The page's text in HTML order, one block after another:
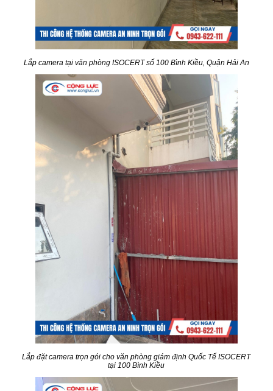
Lắp camera tại văn phòng ISOCERT số 100 Bình Kiều, Quận Hải An
Lắp đặt camera trọn gói cho văn phòng giám định Quốc Tế ISOCERT
tại 100 Bình Kiều